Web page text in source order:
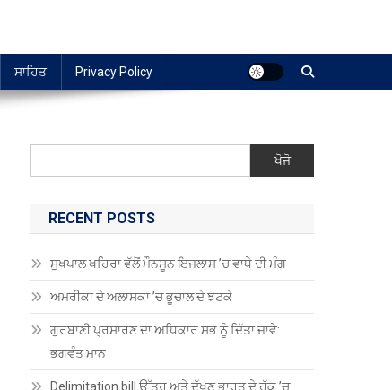
ਸਾਹਿਤ Privacy Policy
ਖੋਜੋ
RECENT POSTS
ਸੁਖਪਾਲ ਖਹਿਰਾ ਵੱਲੋਂ ਮੌਨਸੂਨ ਇਜਲਾਸ ’ਚ ਵਾਧੇ ਦੀ ਮੰਗ
ਅਮਰੀਕਾ ਦੇ ਅਲਾਸਕਾ ’ਚ ਭੂਚਾਲ ਦੇ ਝਟਕੇ
ਗੁਰਬਾਣੀ ਪ੍ਰਸਾਰਣ ਦਾ ਅਧਿਕਾਰ ਸਭ ਨੂੰ ਦਿੱਤਾ ਜਾਵੇ:
ਭਗਵੰਤ ਮਾਨ
Delimitation bill ਉੱਤਰ ਅਤੇ ਦੱਖਣ ਭਾਰਤ ਦੇ ਹੱਕ ’ਚ